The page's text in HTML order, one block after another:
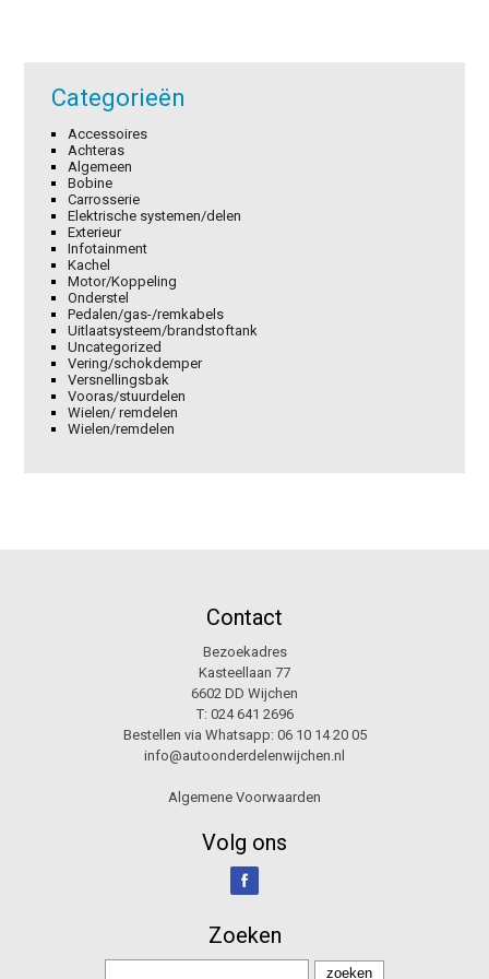
Categorieën
Accessoires
Achteras
Algemeen
Bobine
Carrosserie
Elektrische systemen/delen
Exterieur
Infotainment
Kachel
Motor/Koppeling
Onderstel
Pedalen/gas-/remkabels
Uitlaatsysteem/brandstoftank
Uncategorized
Vering/schokdemper
Versnellingsbak
Vooras/stuurdelen
Wielen/ remdelen
Wielen/remdelen
Contact
Bezoekadres
Kasteellaan 77
6602 DD Wijchen
T: 024 641 2696
Bestellen via Whatsapp: 06 10 14 20 05
info@autoonderdelenwijchen.nl
Algemene Voorwaarden
Volg ons
Zoeken